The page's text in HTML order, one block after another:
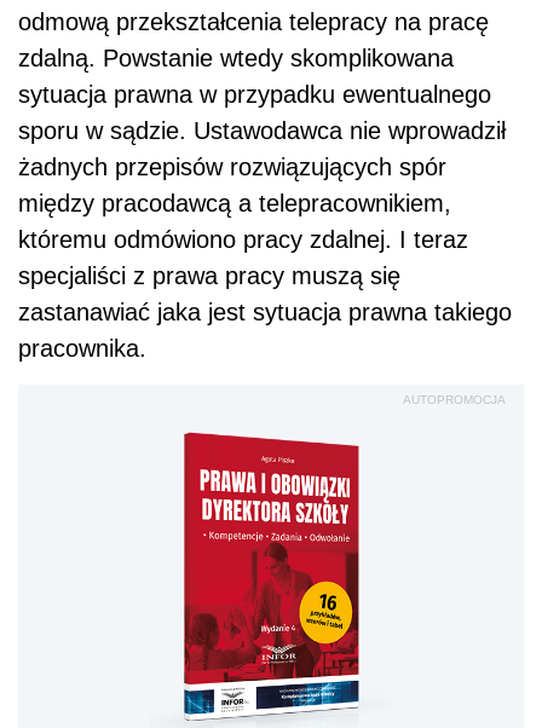
odmową przekształcenia telepracy na pracę
zdalną. Powstanie wtedy skomplikowana
sytuacja prawna w przypadku ewentualnego
sporu w sądzie. Ustawodawca nie wprowadził
żadnych przepisów rozwiązujących spór
między pracodawcą a telepracownikiem,
któremu odmówiono pracy zdalnej. I teraz
specjaliści z prawa pracy muszą się
zastanawiać jaka jest sytuacja prawna takiego
pracownika.
AUTOPROMOCJA